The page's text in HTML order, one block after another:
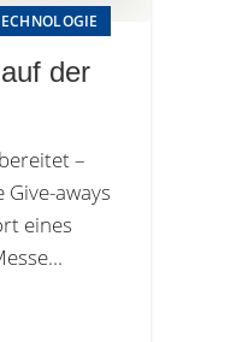
der
–
aways
eines